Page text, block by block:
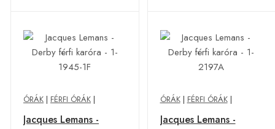
ÓRÁK | FÉRFI ÓRÁK |
Jacques Lemans -
ÓRÁK| FÉRFI ÓRÁK|
Jacques Lemans -